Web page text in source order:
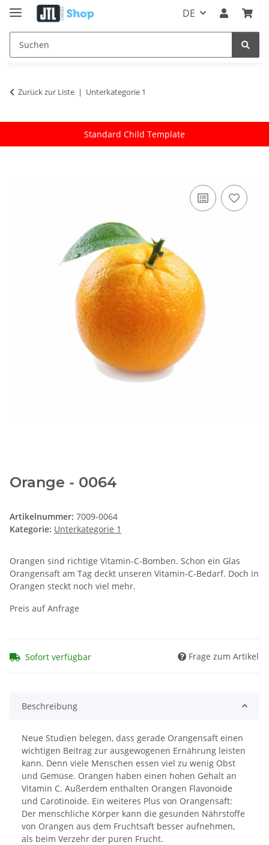
DE
Zurück zur Liste Unterkategorie 1
Standard Child Template
Orange - 0064
Artikelnummer: 7009-0064
Kategorie: Unterkategorie 1
Orangen sind richtige Vitamin-C-Bomben. Schon ein Glas
Orangensaft am Tag deckt unseren Vitamin-C-Bedarf. Doch in
Orangen steckt noch viel mehr.
Preis auf Anfrage
Sofort verfügbar Frage zum Artikel
Beschreibung
Neue Studien belegen, dass gerade Orangensaft einen
wichtigen Beitrag zur ausgewogenen Ernährung leisten
kann. Denn viele Menschen essen viel zu wenig Obst
und Gemüse. Orangen haben einen hohen Gehalt an
Vitamin C. Außerdem enthalten Orangen Flavonoide
und Carotinoide. Ein weiteres Plus von Orangensaft:
Der menschliche Körper kann die gesunden Nährstoffe
von Orangen aus dem Fruchtsaft besser aufnehmen,
als beim Verzehr der puren Frucht.